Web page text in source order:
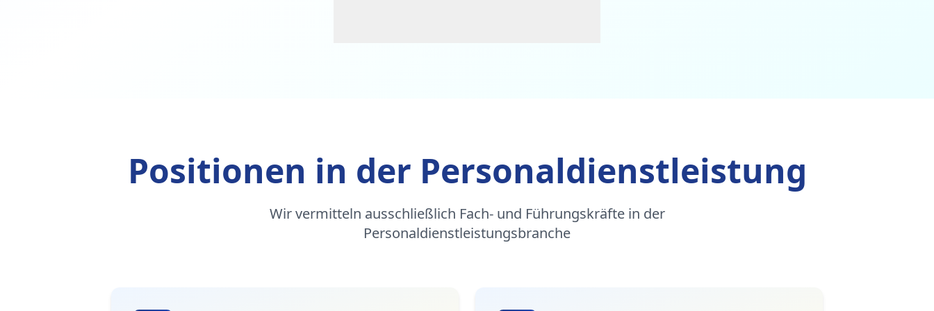
Positionen in der Personaldienstleistung
Wir vermitteln ausschließlich Fach- und Führungskräfte in der
Personaldienstleistungsbranche